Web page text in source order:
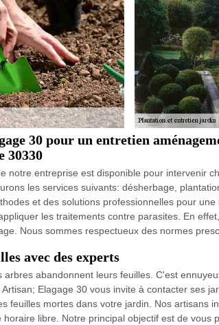
30 pour un entretien
30330
notre entreprise est disponible pour intervenir
les services suivants: désherbage,
et des solutions professionnelles pour
les traitements contre parasites. En
Nous sommes respectueux des normes
avec des experts
abandonnent leurs feuilles. C'est
Elagage 30 vous invite à contacter ses
feuilles mortes dans votre jardin. Nos artisans
horaire libre. Notre principal objectif est de